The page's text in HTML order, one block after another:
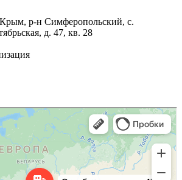
р-н Симферопольский, с.
д. 47, кв. 28